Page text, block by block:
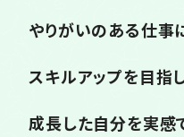
やりがいのある仕事
スキルアップを目指
成長した自分を実感